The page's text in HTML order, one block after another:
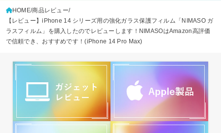
HOME 商品レビュー
【レビュー】iPhone 14 シリーズ用の強化ガラス保護フィルム「NIMASO ガ
ラスフィルム」を購入したのでレビューします！NIMASOはAmazon高評価
で信頼でき、おすすめです！(iPhone 14 Pro Max)